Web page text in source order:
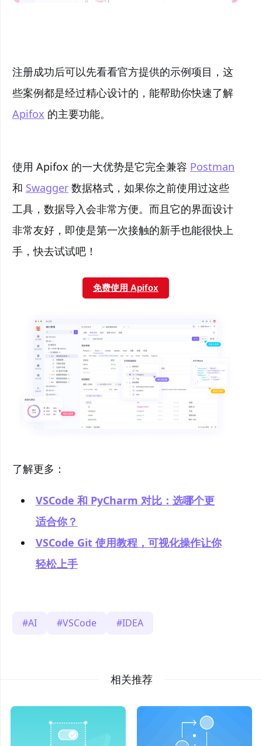
注册成功后可以先看看官方提供的示例项目，这
些案例都是经过精心设计的，能帮助你快速了解
Apifox 的主要功能。
使用 Apifox 的一大优势是它完全兼容 Postman
和 Swagger 数据格式，如果你之前使用过这些
工具，数据导入会非常方便。而且它的界面设计
非常友好，即使是第一次接触的新手也能很快上
手，快去试试吧！
免费使用 Apifox
了解更多：
VSCode 和 PyCharm 对比：选哪个更
适合你？
VSCode Git 使用教程，可视化操作让你
轻松上手
AI VSCode IDEA
相关推荐